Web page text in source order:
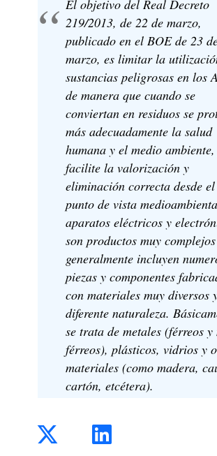
El objetivo del Real Decreto
219/2013, de 22 de marzo,
publicado en el BOE de 23
marzo, es limitar la
sustancias peligrosas en los
de manera que cuando se
conviertan en residuos se
más adecuadamente la salud
humana y el medio
facilite la valorización y
eliminación correcta desde el
punto de vista
aparatos eléctricos y
son productos muy
generalmente incluyen
piezas y componentes
con materiales muy diversos
diferente naturaleza.
se trata de metales (férreos y
férreos), plásticos, vidrios y
materiales (como madera,
cartón, etcétera).